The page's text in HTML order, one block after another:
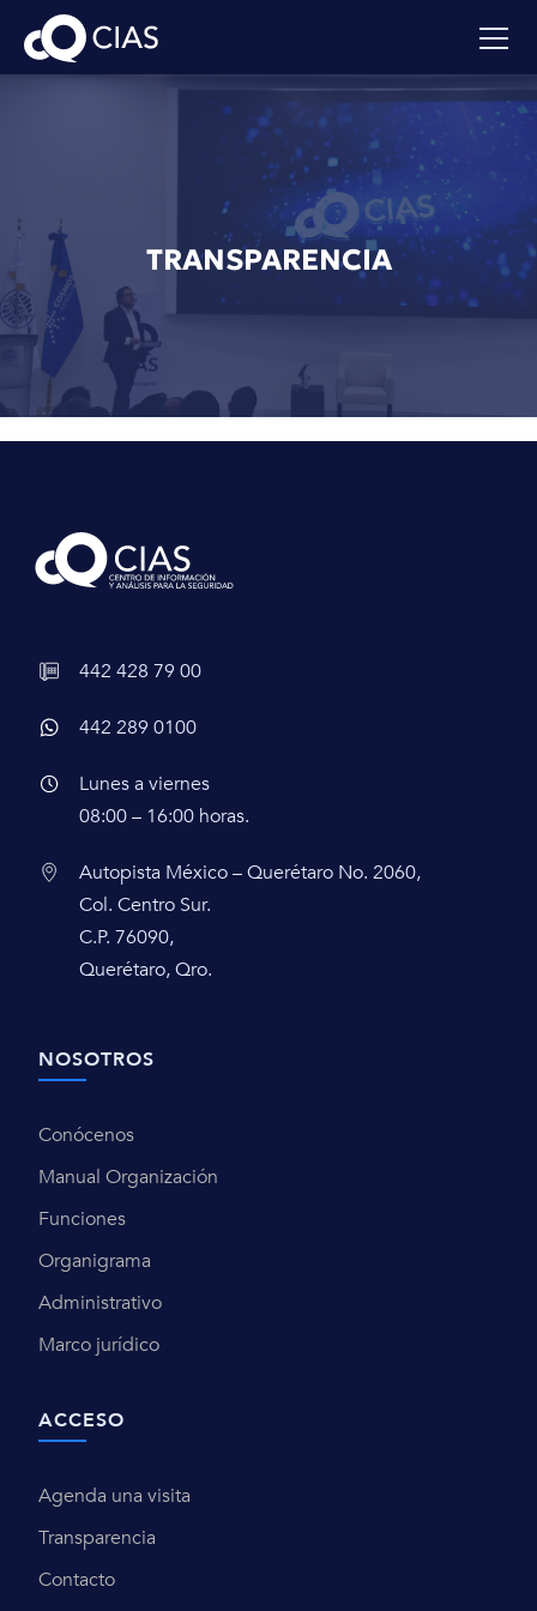
TRANSPARENCIA
442 428 79 00
442 289 0100
Lunes a viernes
08:00 – 16:00 horas.
Autopista México – Querétaro No. 2060,
Col. Centro Sur.
C.P. 76090,
Querétaro, Qro.
NOSOTROS
Conócenos
Manual Organización
Funciones
Organigrama
Administrativo
Marco jurídico
ACCESO
Agenda una visita
Transparencia
Contacto